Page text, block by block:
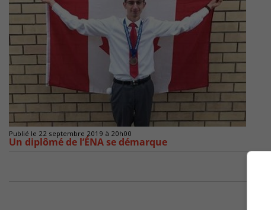
Publié le 22 septembre 2019 à 20h00
Un diplômé de l’ÉNA se démarque